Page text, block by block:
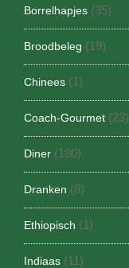
Borrelhapjes (35)
Broodbeleg (19)
Chinees (1)
Coach-Gourmet (23)
Diner (180)
Dranken (8)
Ethiopisch (1)
Indiaas (11)